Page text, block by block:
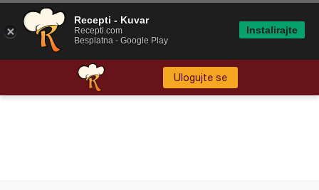
Ulogujte se
Recepti - Kuvar
Recepti.com
Besplatna - Google Play
Instalirajte